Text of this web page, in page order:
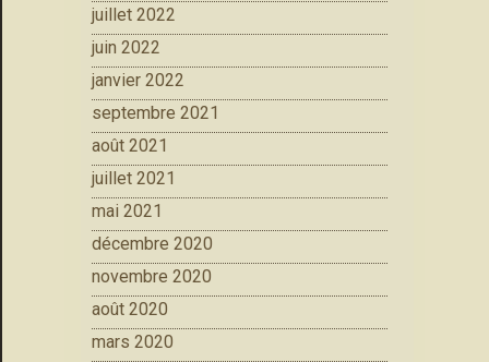
juillet 2022
juin 2022
janvier 2022
septembre 2021
août 2021
juillet 2021
mai 2021
décembre 2020
novembre 2020
août 2020
mars 2020